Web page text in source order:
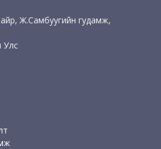
Ж.Самбуугийн гудамж,
Улс